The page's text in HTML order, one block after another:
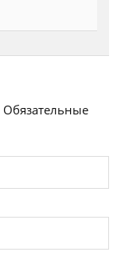
Обязательные